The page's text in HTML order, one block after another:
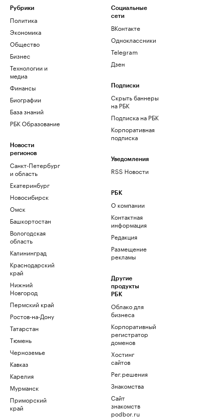
Рубрики
Политика
Экономика
Общество
Бизнес
Технологии и
медиа
Финансы
Биографии
База знаний
РБК Образование
Новости
регионов
Санкт-Петербург
и область
Екатеринбург
Новосибирск
Омск
Башкортостан
Вологодская
область
Калининград
Краснодарский
край
Нижний
Новгород
Пермский край
Ростов-на-Дону
Татарстан
Тюмень
Черноземье
Кавказ
Карелия
Мурманск
Приморский
край
Социальные
сети
ВКонтакте
Одноклассники
Telegram
Дзен
Подписки
Скрыть баннеры
на РБК
Подписка на РБК
Корпоративная
подписка
Уведомления
RSS Новости
РБК
О компании
Контактная
информация
Редакция
Размещение
рекламы
Другие
продукты
РБК
Облако для
бизнеса
Корпоративный
регистратор
доменов
Хостинг
сайтов
Рег.решения
Знакомства
Сайт
знакомств
podbor.ru